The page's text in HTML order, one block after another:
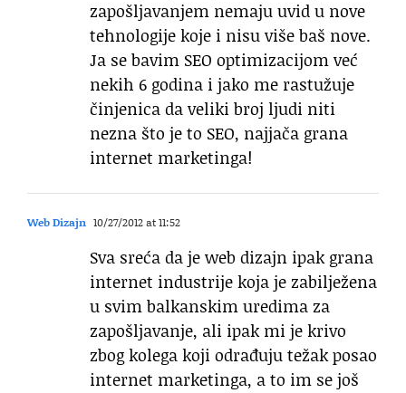
zapošljavanjem nemaju uvid u nove
tehnologije koje i nisu više baš nove.
Ja se bavim SEO optimizacijom već
nekih 6 godina i jako me rastužuje
činjenica da veliki broj ljudi niti
nezna što je to SEO, najjača grana
internet marketinga!
Web Dizajn 10/27/2012 at 11:52
Sva sreća da je web dizajn ipak grana
internet industrije koja je zabilježena
u svim balkanskim uredima za
zapošljavanje, ali ipak mi je krivo
zbog kolega koji odrađuju težak posao
internet marketinga, a to im se još